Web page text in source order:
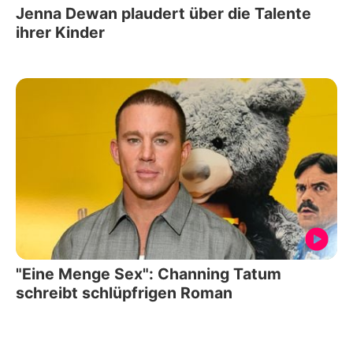
Jenna Dewan plaudert über die Talente
ihrer Kinder
"Eine Menge Sex": Channing Tatum
schreibt schlüpfrigen Roman